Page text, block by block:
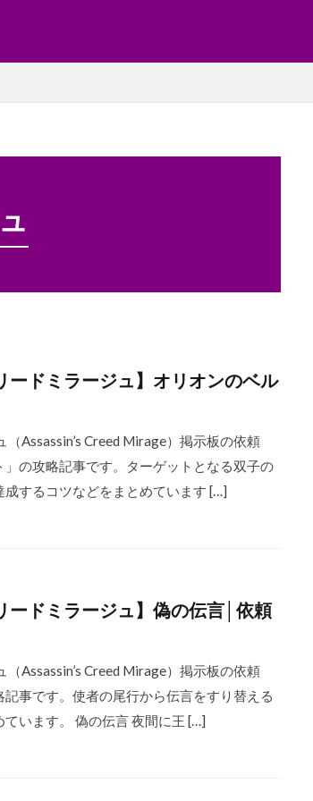
ードミラージュ】オリオンのベル
（Assassin’s Creed Mirage）掲示板の依頼
」の攻略記事です。ターゲットとなる双子の
成するコツなどをまとめています […]
ードミラージュ】偽の伝言│依頼
（Assassin’s Creed Mirage）掲示板の依頼
記事です。使者の尾行から伝言をすり替える
ています。 偽の伝言 夜間に王 […]